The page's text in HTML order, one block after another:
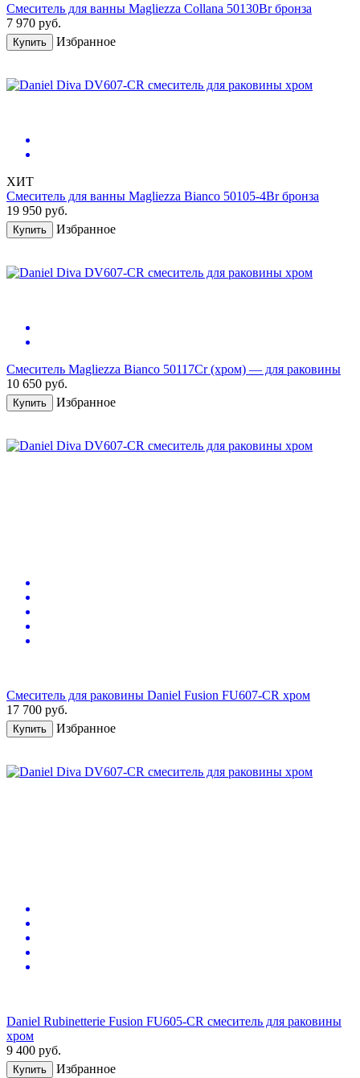
Смеситель для ванны Magliezza Collana 50130Br бронза
7 970 руб.
Купить Избранное
ХИТ
Смеситель для ванны Magliezza Bianco 50105-4Br бронза
19 950 руб.
Купить Избранное
Смеситель Magliezza Bianco 50117Cr (хром) — для раковины
10 650 руб.
Купить Избранное
Смеситель для раковины Daniel Fusion FU607-CR хром
17 700 руб.
Купить Избранное
Daniel Rubinetterie Fusion FU605-CR смеситель для раковины
хром
9 400 руб.
Купить Избранное